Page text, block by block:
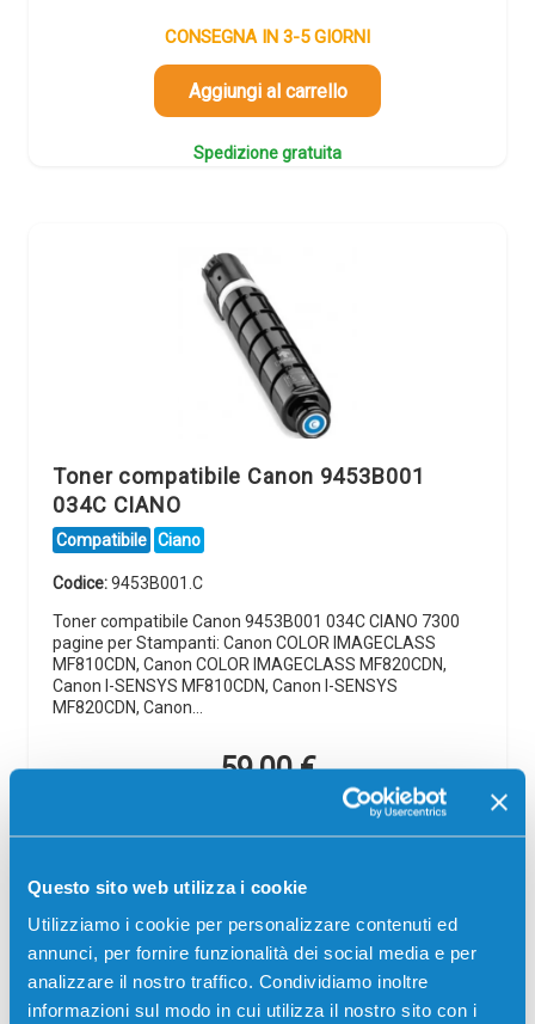
Questo sito web utilizza i cookie
Utilizziamo i cookie per personalizzare contenuti ed
annunci, per fornire funzionalità dei social media e per
analizzare il nostro traffico. Condividiamo inoltre
informazioni sul modo in cui utilizza il nostro sito con i
CONSEGNA IN 3-5 GIORNI
Aggiungi al carrello
Spedizione gratuita
Toner compatibile Canon 9453B001
034C CIANO
Compatibile Ciano
Codice:9453B001.C
Toner compatibile Canon 9453B001 034C CIANO 7300
pagine per Stampanti: Canon COLOR IMAGECLASS
MF810CDN, Canon COLOR IMAGECLASS MF820CDN,
Canon I-SENSYS MF810CDN, Canon I-SENSYS
MF820CDN, Canon…
59,00€
Aggiungi al carrello